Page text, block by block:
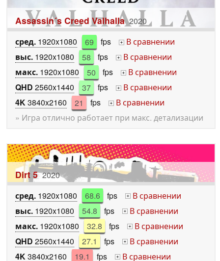
Assassin´s Creed Valhalla 2020
сред. 1920x1080 69 fps +
В сравнении
выс. 1920x1080 58 fps +
В сравнении
макс. 1920x1080 50 fps +
В сравнении
QHD 2560x1440 37 fps +
В сравнении
4K3840x2160 21 fps +
В сравнении
» Игра отлично работает при макс. детализации
Dirt 5 2020
сред. 1920x1080 68.6 fps +
В сравнении
выс. 1920x1080 54.8 fps +
В сравнении
макс. 1920x1080 32.8 fps +
В сравнении
QHD 2560x1440 27.1 fps +
В сравнении
4K3840x2160 19.1 fps +
В сравнении